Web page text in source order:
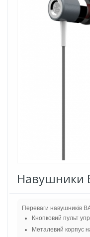
Навушники
Переваги навушників
Кнопковий пульт
Металевий корпус